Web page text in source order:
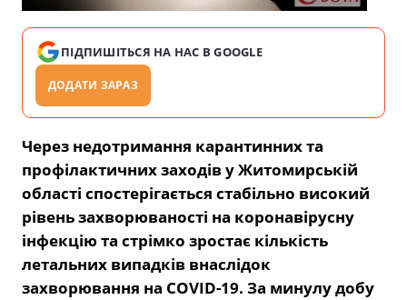
ПІДПИШІТЬСЯ НА НАС В GOOGLE
ДОДАТИ ЗАРАЗ
Через недотримання карантинних та
профілактичних заходів у Житомирській
області спостерігається стабільно високий
рівень захворюваності на коронавірусну
інфекцію та стрімко зростає кількість
летальних випадків внаслідок
захворювання на COVID-19. За минулу добу